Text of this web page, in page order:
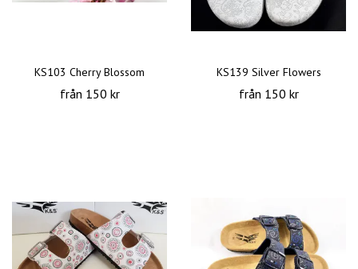
KS103 Cherry Blossom
från 150 kr
KS139 Silver Flowers
från 150 kr